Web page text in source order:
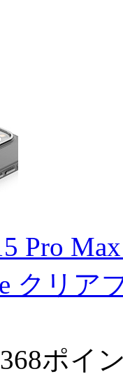
Pro
クリア
368ポイ